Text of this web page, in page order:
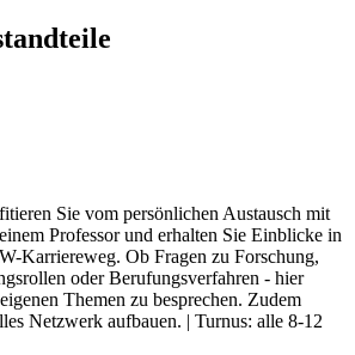
Sie vom persönlichen Austausch mit
Professor und erhalten Sie Einblicke in
Karriereweg. Ob Fragen zu Forschung,
oder Berufungsverfahren - hier
Themen zu besprechen. Zudem
Netzwerk aufbauen. | Turnus: alle 8-12